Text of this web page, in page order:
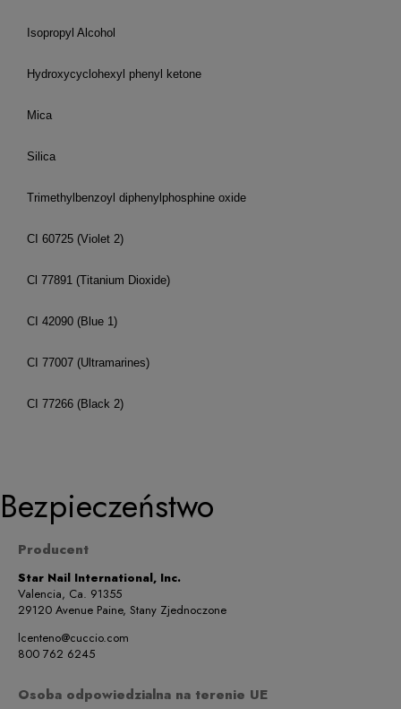
Isopropyl Alcohol
Hydroxycyclohexyl phenyl ketone
Mica
Silica
Trimethylbenzoyl diphenylphosphine oxide
CI 60725 (Violet 2)
Cl 77891 (Titanium Dioxide)
CI 42090 (Blue 1)
CI 77007 (Ultramarines)
CI 77266 (Black 2)
Bezpieczeństwo
Producent
Star Nail International, Inc.
Valencia, Ca. 91355
29120 Avenue Paine, Stany Zjednoczone
lcenteno@cuccio.com
800 762 6245
Osoba odpowiedzialna na terenie UE